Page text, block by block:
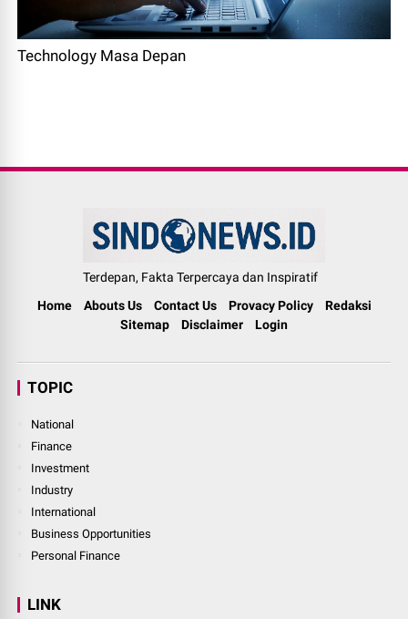
Technology Masa Depan
Terdepan, Fakta Terpercaya dan Inspiratif
Home
Abouts Us Contact Us Provacy Policy
Redaksi
Sitemap
Disclaimer Login
TOPIC
National
Finance
Investment
Industry
International
Business Opportunities
Personal Finance
LINK